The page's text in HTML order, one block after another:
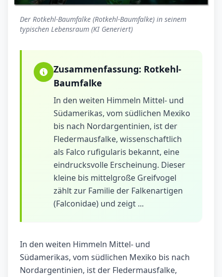
Der Rotkehl-Baumfalke (Rotkehl-Baumfalke) in seinem
typischen Lebensraum (KI Generiert)
Zusammenfassung: Rotkehl-
Baumfalke
In den weiten Himmeln Mittel- und
Südamerikas, vom südlichen Mexiko
bis nach Nordargentinien, ist der
Fledermausfalke, wissenschaftlich
als Falco rufigularis bekannt, eine
eindrucksvolle Erscheinung. Dieser
kleine bis mittelgroße Greifvogel
zählt zur Familie der Falkenartigen
(Falconidae) und zeigt ...
In den weiten Himmeln Mittel- und
Südamerikas, vom südlichen Mexiko bis nach
Nordargentinien, ist der Fledermausfalke,